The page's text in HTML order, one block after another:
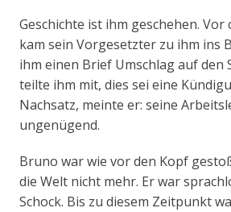
Geschichte ist ihm geschehen. Vor
kam sein Vorgesetzter zu ihm ins
ihm einen Brief Umschlag auf den
teilte ihm mit, dies sei eine
Nachsatz, meinte er: seine
ungenügend.
Bruno war wie vor den Kopf
die Welt nicht mehr. Er war
Schock. Bis zu diesem Zeitpunkt